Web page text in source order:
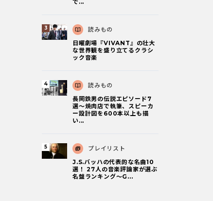
で...
読みもの
日曜劇場『VIVANT』の壮大
な世界観を盛り立てるクラシ
ック音楽
読みもの
長岡鉄男の伝説エピソード7
選〜焼肉店で執筆、スピーカ
ー設計図を600本以上も描
い...
プレイリスト
J.S.バッハの代表的な名曲10
選！ 27人の音楽評論家が選ぶ
名盤ランキング〜G...